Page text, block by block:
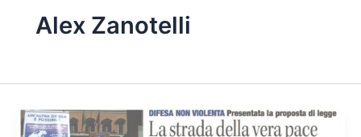
Alex Zanotelli